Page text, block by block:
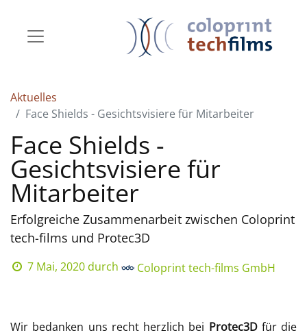
Aktuelles
Face Shields - Gesichtsvisiere für Mitarbeiter
Face Shields -
Gesichtsvisiere für
Mitarbeiter
Erfolgreiche Zusammenarbeit zwischen Coloprint
tech-films und Protec3D
7 Mai, 2020 durch Coloprint tech-films GmbH
Wir bedanken uns recht herzlich bei Protec3Dfür die